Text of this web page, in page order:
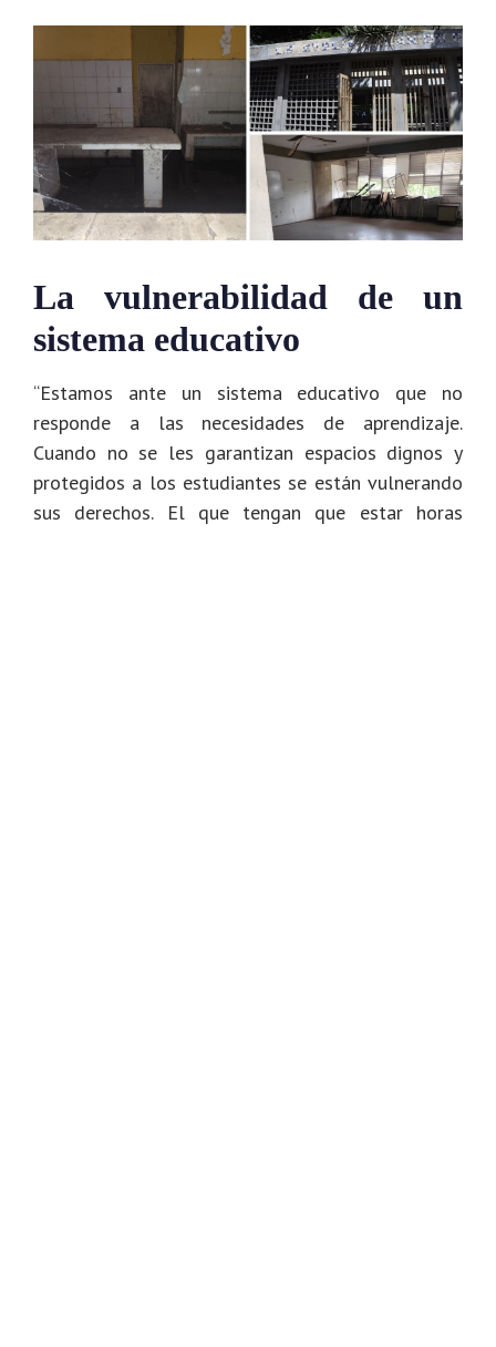
La vulnerabilidad de un
sistema educativo
“Estamos ante un sistema educativo que no
responde a las necesidades de aprendizaje.
Cuando no se les garantizan espacios dignos y
protegidos a los estudiantes se están vulnerando
sus derechos. El que tengan que estar horas